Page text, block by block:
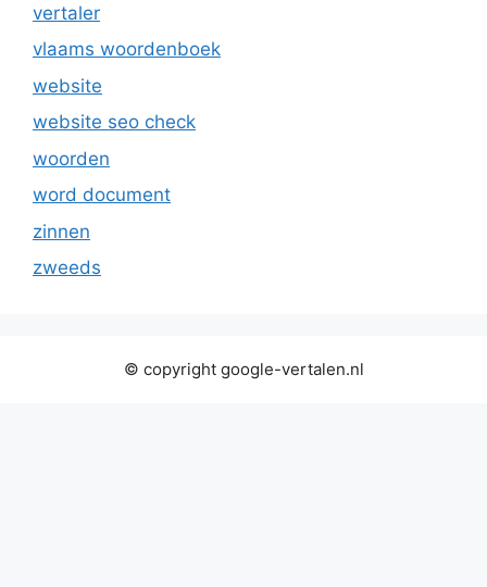
vertaler
vlaams woordenboek
website
website seo check
woorden
word document
zinnen
zweeds
© copyright google-vertalen.nl